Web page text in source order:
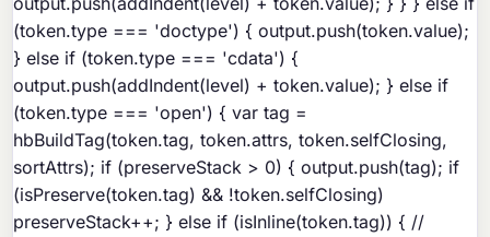
(token.type === 'doctype') { output.push(token.value);
} else if (token.type === 'cdata') {
output.push(addIndent(level) + token.value); } else if
(token.type === 'open') { var tag =
hbBuildTag(token.tag, token.attrs, token.selfClosing,
sortAttrs); if (preserveStack > 0) { output.push(tag); if
(isPreserve(token.tag) && !token.selfClosing)
preserveStack++; } else if (isInline(token.tag)) { //